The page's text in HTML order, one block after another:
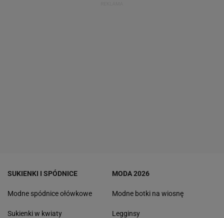
SUKIENKI I SPÓDNICE
Modne spódnice ołówkowe
Sukienki w kwiaty
MODA 2026
Modne botki na wiosnę
Legginsy